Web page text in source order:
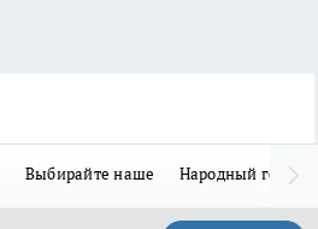
Выбирайте наше Народный герой